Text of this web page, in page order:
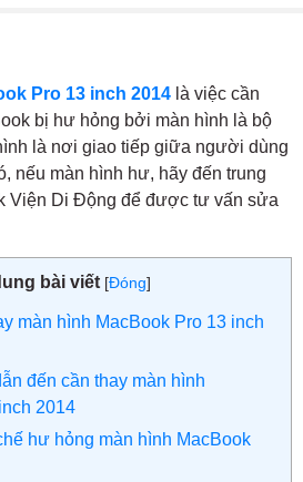
Pro 13 inch 2014 là việc cần
bị hư hỏng bởi màn hình là bộ
là nơi giao tiếp giữa người dùng
nếu màn hình hư, hãy đến trung
Viện Di Động để được tư vấn sửa
bài viết [Đóng]
màn hình MacBook Pro 13 inch
đến cần thay màn hình
2014
hư hỏng màn hình MacBook